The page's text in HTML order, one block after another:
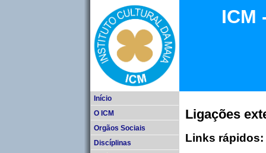
ICM
Início
O ICM
Orgãos Sociais
Discíplinas
Ligações
Links rápidos: